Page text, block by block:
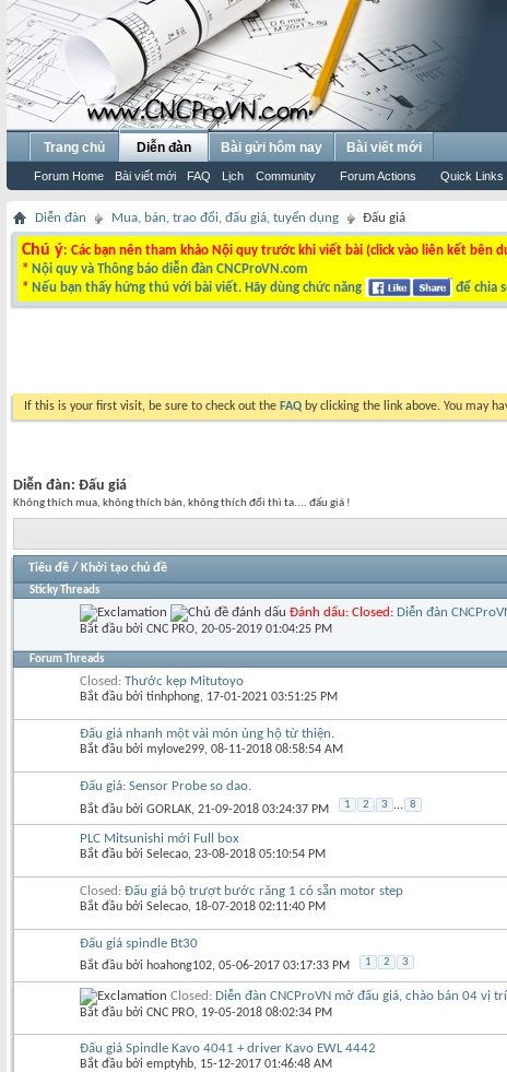
Trang chủ Diễn đàn
Forum Home Bài viết mới FAQ Lịch Community Forum Actions Quick Links
Bài gửi hôm nay Bài viết mới
Diễn đàn Mua, bán, trao đổi, đấu giá, tuyển dụng Đấu giá
Chú ý: Các bạn nên tham khảo Nội quy trước khi viết bài (click vào liên kết bên
* Nội quy và Thông báo diễn đàn CNCProVN.com
* Nếu bạn thấy hứng thú với bài viết. Hãy dùng chức năng để chia
If this is your first visit, be sure to check out the FAQ by clicking the link above. You may
Diễn đàn: Đấu giá
Không thích mua, không thích bán, không thích đổi thì ta.... đấu giá !
Tiêu đề / Khởi tạo chủ đề
Sticky Threads
Đánh dấu: Closed: Diễn đàn
Bắt đầu bởi CNC PRO‎, 20-05-2019 01:04:25 PM
Forum Threads
Closed: Thước kẹp Mitutoyo
Bắt đầu bởi tinhphong‎, 17-01-2021 03:51:25 PM
Đấu giá nhanh một vài món ủng hộ từ thiện.
Bắt đầu bởi mylove299‎, 08-11-2018 08:58:54 AM
Đấu giá: Sensor Probe so dao.
Bắt đầu bởi GORLAK‎, 21-09-2018 03:24:37 PM 1 2 3 ... 8
PLC Mitsunishi mới Full box
Bắt đầu bởi Selecao‎, 23-08-2018 05:10:54 PM
Closed: Đấu giá bộ trượt bước răng 1 có sẵn motor step
Bắt đầu bởi Selecao‎, 18-07-2018 02:11:40 PM
Đấu giá spindle Bt30
Bắt đầu bởi hoahong102‎, 05-06-2017 03:17:33 PM 1 2 3
Closed: Diễn đàn CNCProVN mở đấu giá, chào bán 04 vị
Bắt đầu bởi CNC PRO‎, 19-05-2018 08:02:34 PM
Đấu giá Spindle Kavo 4041 + driver Kavo EWL 4442
Bắt đầu bởi emptyhb‎, 15-12-2017 01:46:48 AM